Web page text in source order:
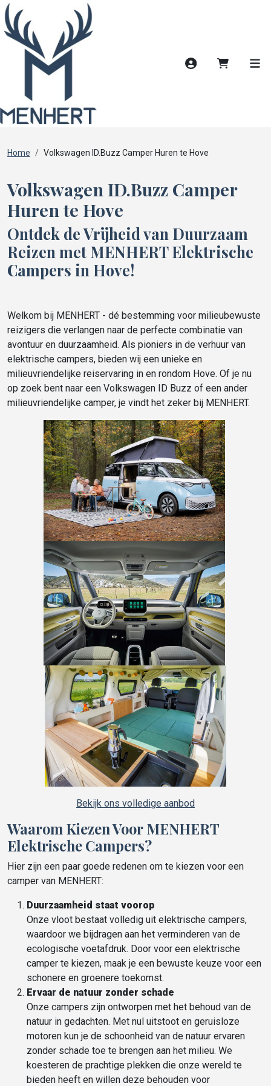
Account
Home Volkswagen ID.Buzz Camper Huren te Hove
Volkswagen ID.Buzz Camper
Huren te Hove
Ontdek de Vrijheid van Duurzaam
Reizen met MENHERT Elektrische
Campers in Hove!
Welkom bij MENHERT - dé bestemming voor milieubewuste
reizigers die verlangen naar de perfecte combinatie van
avontuur en duurzaamheid. Als pioniers in de verhuur van
elektrische campers, bieden wij een unieke en
milieuvriendelijke reiservaring in en rondom Hove. Of je nu
op zoek bent naar een Volkswagen ID Buzz of een ander
milieuvriendelijke camper, je vindt het zeker bij MENHERT.
Bekijk ons volledige aanbod
Waarom Kiezen Voor MENHERT
Elektrische Campers?
Hier zijn een paar goede redenen om te kiezen voor een
camper van MENHERT:
Duurzaamheid staat voorop
Onze vloot bestaat volledig uit elektrische campers,
waardoor we bijdragen aan het verminderen van de
ecologische voetafdruk. Door voor een elektrische
camper te kiezen, maak je een bewuste keuze voor een
schonere en groenere toekomst.
Ervaar de natuur zonder schade
Onze campers zijn ontworpen met het behoud van de
natuur in gedachten. Met nul uitstoot en geruisloze
motoren kun je de schoonheid van de natuur ervaren
zonder schade toe te brengen aan het milieu. We
koesteren de prachtige plekken die onze wereld te
bieden heeft en willen deze behouden voor